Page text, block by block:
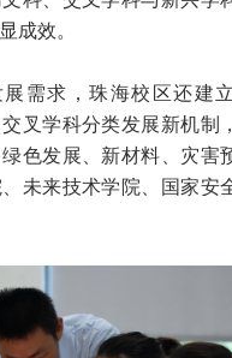
成效。
需求，珠海校区还建
叉学科分类发展新机制
色发展、新材料、灾害
未来技术学院、国家安